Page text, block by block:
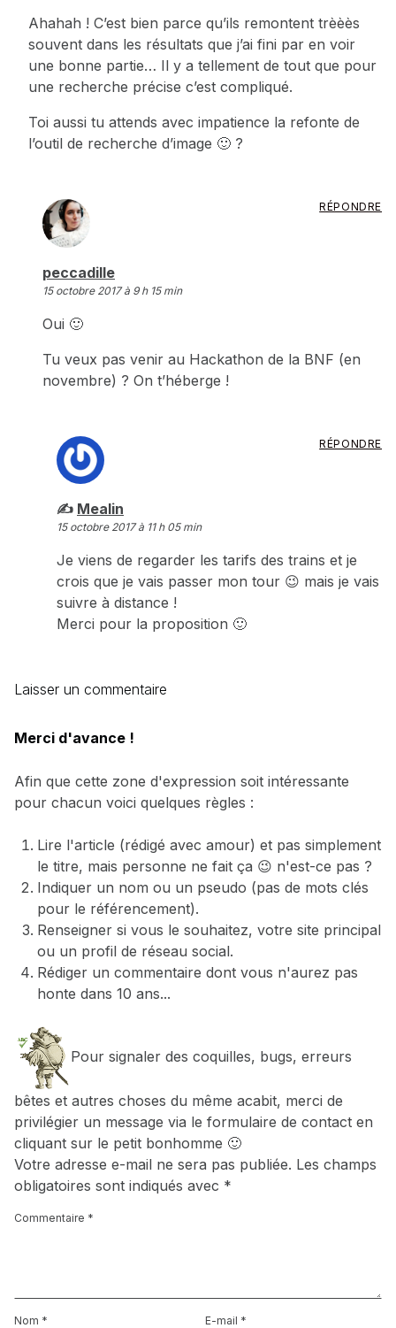
Ahahah ! C’est bien parce qu’ils remontent trèèès
souvent dans les résultats que j’ai fini par en voir
une bonne partie… Il y a tellement de tout que pour
une recherche précise c’est compliqué.
Toi aussi tu attends avec impatience la refonte de
l’outil de recherche d’image 🙂 ?
peccadille
15 octobre 2017 à 9 h 15 min
Oui 🙂
Tu veux pas venir au Hackathon de la BNF (en
novembre) ? On t’héberge !
RÉPONDRE
Mealin
15 octobre 2017 à 11 h 05 min
Je viens de regarder les tarifs des trains et je
crois que je vais passer mon tour 😉 mais je vais
suivre à distance !
Merci pour la proposition 🙂
RÉPONDRE
Laisser un commentaire
Merci d'avance !
Afin que cette zone d'expression soit intéressante
pour chacun voici quelques règles :
Lire l'article (rédigé avec amour) et pas simplement
le titre, mais personne ne fait ça 😉 n'est-ce pas ?
Indiquer un nom ou un pseudo (pas de mots clés
pour le référencement).
Renseigner si vous le souhaitez, votre site principal
ou un profil de réseau social.
Rédiger un commentaire dont vous n'aurez pas
honte dans 10 ans...
Pour signaler des coquilles, bugs, erreurs
bêtes et autres choses du même acabit, merci de
privilégier un message via le formulaire de contact en
cliquant sur le petit bonhomme 🙂
Votre adresse e-mail ne sera pas publiée. Les champs
obligatoires sont indiqués avec *
Commentaire *
Nom * E-mail *